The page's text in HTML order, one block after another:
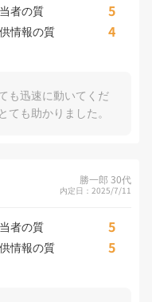
者の質 5
情報の質 4
も迅速に動いてくだ
も助かりました。
勝一郎 30代
内定日：2025/7/11
者の質 5
情報の質 5